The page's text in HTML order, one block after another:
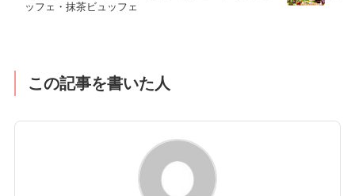
ッフェ・抹茶ビュッフェ
この記事を書いた人